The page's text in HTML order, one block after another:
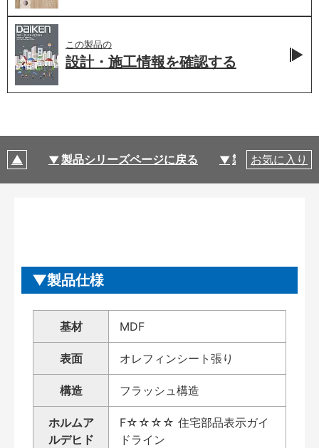
この製品の
設計・施工情報を確認する
製品シリーズページに戻る 製品仕様
お気に入り
製品仕様
基材 MDF
表面 オレフィンシート張り
構造 フラッシュ構造
ホルムア
ルデヒド
F☆☆☆☆ 住宅部品表示ガイ
ドライン